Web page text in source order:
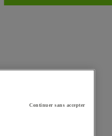
Continuer sans accepter